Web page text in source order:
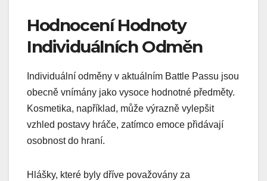
Hodnocení Hodnoty
Individuálních Odměn
Individuální odměny v aktuálním Battle Passu jsou
obecně vnímány jako vysoce hodnotné předměty.
Kosmetika, například, může výrazně vylepšit
vzhled postavy hráče, zatímco emoce přidávají
osobnost do hraní.
Hlášky, které byly dříve považovány za